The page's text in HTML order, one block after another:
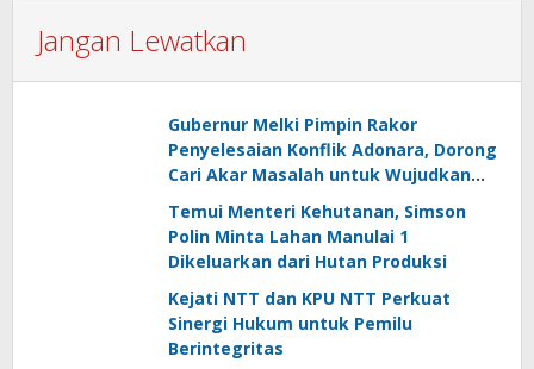
Jangan Lewatkan
Gubernur Melki Pimpin Rakor
Penyelesaian Konflik Adonara, Dorong
Cari Akar Masalah untuk Wujudkan
Perdamaian
Temui Menteri Kehutanan, Simson
Polin Minta Lahan Manulai 1
Dikeluarkan dari Hutan Produksi
Kejati NTT dan KPU NTT Perkuat
Sinergi Hukum untuk Pemilu
Berintegritas